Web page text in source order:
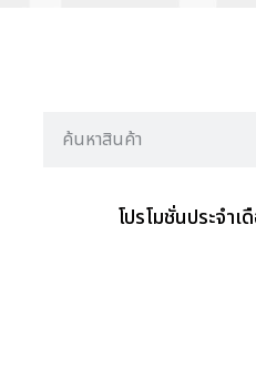
โปรโมชั่นประจำเ